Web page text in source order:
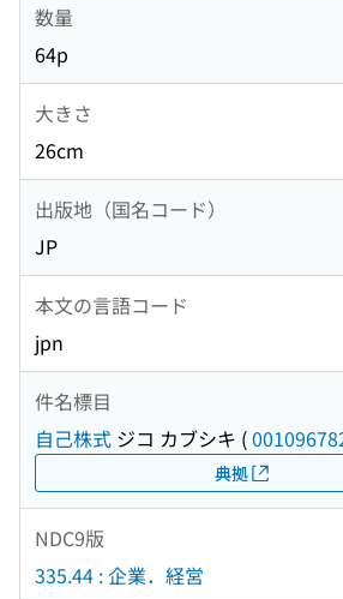
数量
64p
大きさ
26cm
出版地（国名コード）
JP
本文の言語コード
jpn
件名標目
自己株式 ジコ カブシキ (
典拠
NDC9版
335.44 : 企業．経営